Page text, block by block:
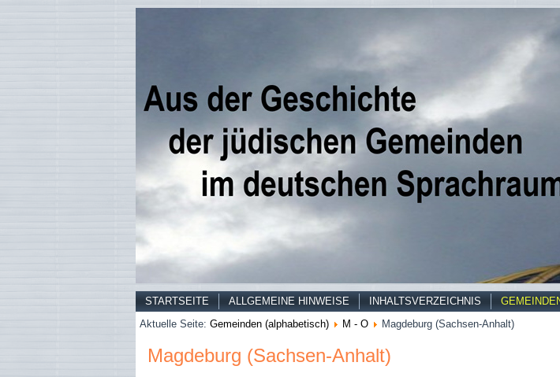
STARTSEITE ALLGEMEINE HINWEISE INHALTSVERZEICHNIS
Aktuelle Seite: Gemeinden (alphabetisch) M - O Magdeburg (Sachsen-Anhalt)
Magdeburg (Sachsen-Anhalt)